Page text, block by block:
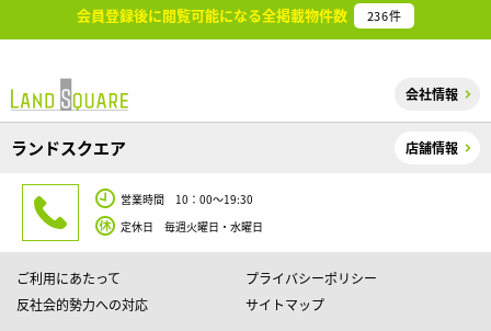
会員登録後に閲覧可能になる全掲載物件数 236件
会社情報
ランドスクエア 店舗情報
営業時間 10：00～19:30
定休日 毎週火曜日・水曜日
ご利用にあたって
プライバシーポリシー
反社会的勢力への対応
サイトマップ